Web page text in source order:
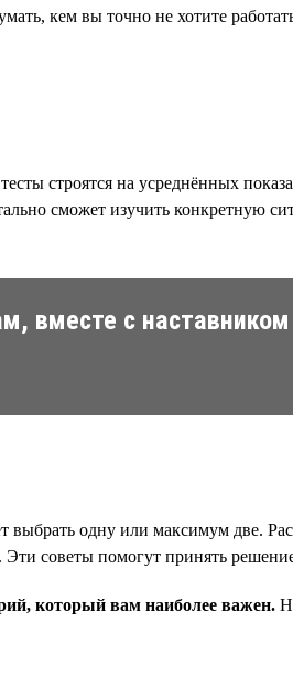
кем вы точно не хотите
строятся на усреднённых
сможет изучить конкретную
вместе с
выбрать одну или максимум две.
Эти советы помогут принять
который вам наиболее важен.